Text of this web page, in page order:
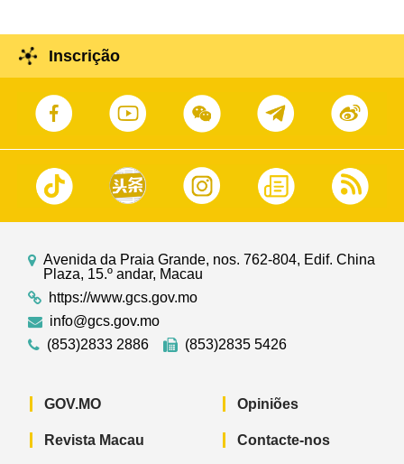
Inscrição
Avenida da Praia Grande, nos. 762-804, Edif. China
Plaza, 15.º andar, Macau
https://www.gcs.gov.mo
info@gcs.gov.mo
(853)2833 2886
(853)2835 5426
GOV.MO
Revista Macau
Opiniões
Contacte-nos